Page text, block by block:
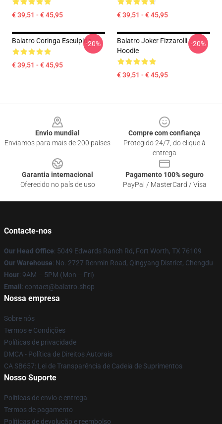
€ 39,51 - € 45,95 € 39,51 - € 45,95
Balatro Coringa Esculpida
€ 39,51 - € 45,95
-20%
Balatro Joker Fizzarolli
Hoodie
€ 39,51 - € 45,95
-20%
Envio mundial
Enviamos para mais de 200 países
Compre com confiança
Protegido 24/7, do clique à
entrega
Garantia internacional
Oferecido no país de uso
Pagamento 100% seguro
PayPal / MasterCard / Visa
Contacte-nos
Our Head Office: 5049 Edwards Ranch Rd, Fort Worth, TX 76109
Our Warehouse: No. 2727 Renmin Road, Qingyang District, Chengdu
Hour: 9AM – 5PM (Mon – Fri)
Email : contact@balatro.shop
Nossa empresa
Sobre nós
Termos e Condições
Políticas de privacidade
DMCA - Política de Direitos Autorais
CA SB657: Lei de Transparência de Cadeia de Suprimentos
Nosso Suporte
Políticas de envio e entrega
Termos de pagamento
Políticas de devolução e reembolso